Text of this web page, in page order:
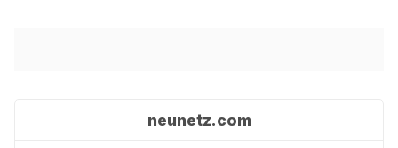
neunetz.com